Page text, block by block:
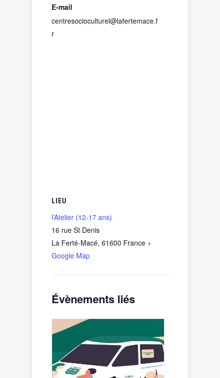
E-mail
centresocioculturel@lafertemace.f
r
LIEU
l’Atelier (12-17 ans)
16 rue St Denis
La Ferté-Macé, 61600 France +
Google Map
Évènements liés